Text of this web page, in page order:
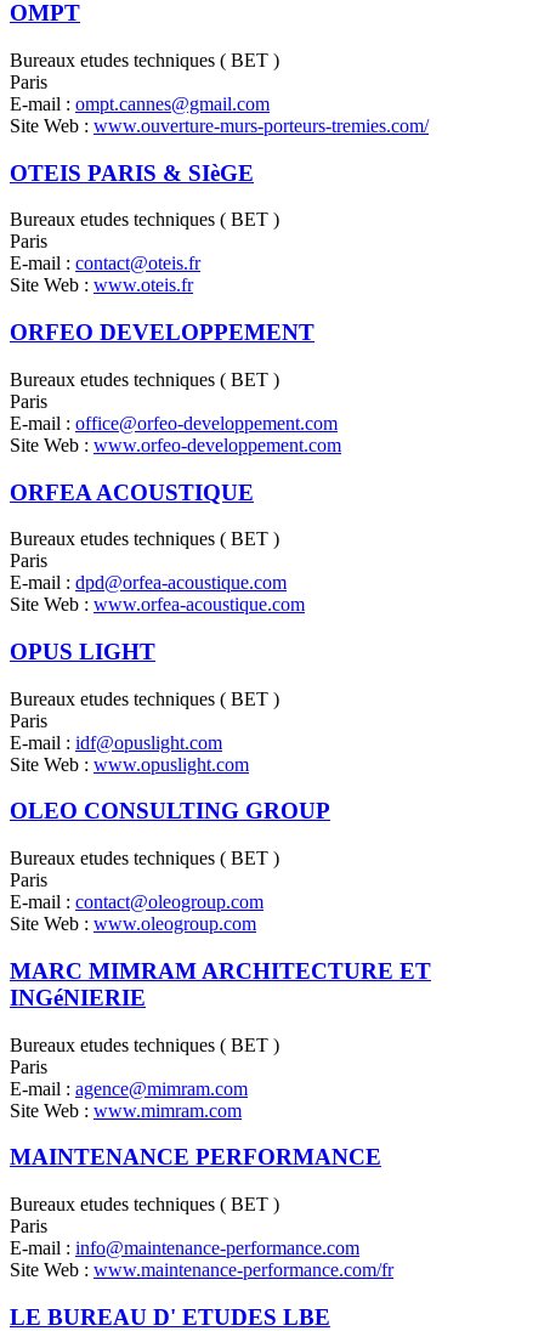
OMPT
Bureaux etudes techniques ( BET )
Paris
E-mail : ompt.cannes@gmail.com
Site Web : www.ouverture-murs-porteurs-tremies.com/
OTEIS PARIS & SIèGE
Bureaux etudes techniques ( BET )
Paris
E-mail : contact@oteis.fr
Site Web : www.oteis.fr
ORFEO DEVELOPPEMENT
Bureaux etudes techniques ( BET )
Paris
E-mail : office@orfeo-developpement.com
Site Web : www.orfeo-developpement.com
ORFEA ACOUSTIQUE
Bureaux etudes techniques ( BET )
Paris
E-mail : dpd@orfea-acoustique.com
Site Web : www.orfea-acoustique.com
OPUS LIGHT
Bureaux etudes techniques ( BET )
Paris
E-mail : idf@opuslight.com
Site Web : www.opuslight.com
OLEO CONSULTING GROUP
Bureaux etudes techniques ( BET )
Paris
E-mail : contact@oleogroup.com
Site Web : www.oleogroup.com
MARC MIMRAM ARCHITECTURE ET
INGéNIERIE
Bureaux etudes techniques ( BET )
Paris
E-mail : agence@mimram.com
Site Web : www.mimram.com
MAINTENANCE PERFORMANCE
Bureaux etudes techniques ( BET )
Paris
E-mail : info@maintenance-performance.com
Site Web : www.maintenance-performance.com/fr
LE BUREAU D' ETUDES LBE